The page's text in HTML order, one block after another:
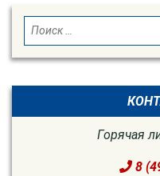
Search
for:
Горячая
8